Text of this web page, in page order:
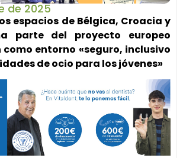
de 2025
espacios de Bélgica, Croacia y
parte del proyecto europeo
como entorno «seguro, inclusivo
de ocio para los jóvenes»